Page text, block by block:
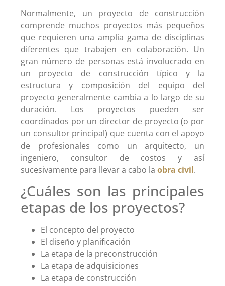
Normalmente, un proyecto de construcción
comprende muchos proyectos más pequeños
que requieren una amplia gama de disciplinas
diferentes que trabajen en colaboración. Un
gran número de personas está involucrado en
un proyecto de construcción típico y la
estructura y composición del equipo del
proyecto generalmente cambia a lo largo de su
duración. Los proyectos pueden ser
coordinados por un director de proyecto (o por
un consultor principal) que cuenta con el apoyo
de profesionales como un arquitecto, un
ingeniero, consultor de costos y así
sucesivamente para llevar a cabo la obra civil.
¿Cuáles son las principales
etapas de los proyectos?
El concepto del proyecto
El diseño y planificación
La etapa de la preconstrucción
La etapa de adquisiciones
La etapa de construcción